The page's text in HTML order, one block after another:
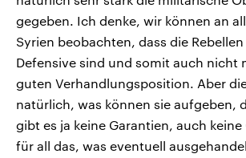
gegeben. Ich denke, wir können an
Syrien beobachten, dass die
Defensive sind und somit auch nicht
guten Verhandlungsposition. Aber
natürlich, was können sie aufgeben,
gibt es ja keine Garantien, auch
für all das, was eventuell